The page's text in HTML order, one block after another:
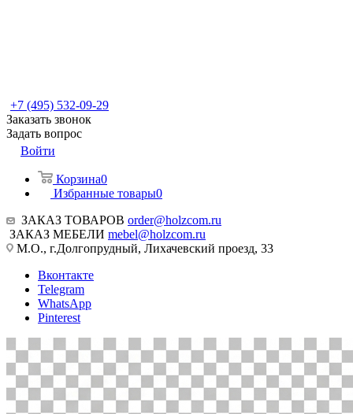
+7 (495) 532-09-29
Заказать звонок
Задать вопрос
Войти
Корзина0
Избранные товары0
ЗАКАЗ ТОВАРОВ order@holzcom.ru
ЗАКАЗ МЕБЕЛИ mebel@holzcom.ru
М.О., г.Долгопрудный, Лихачевский проезд, 33
Вконтакте
Telegram
WhatsApp
Pinterest